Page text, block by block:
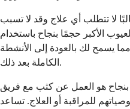
لا تتطلب أي علاج وقد لا تسبب
الأكبر حجمًا بنجاح باستخدام
يسمح لك بالعودة إلى الأنشطة
الكاملة بعد ذلك.
بنجاح هو العمل عن كثب مع فريق
للمراقبة أو العلاج. تساعد